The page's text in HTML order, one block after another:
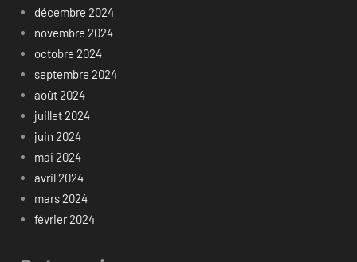
décembre 2024
novembre 2024
octobre 2024
septembre 2024
août 2024
juillet 2024
juin 2024
mai 2024
avril 2024
mars 2024
février 2024